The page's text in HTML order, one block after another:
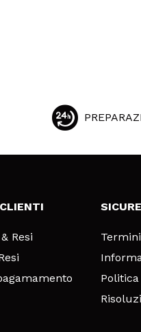
Resi
Politica